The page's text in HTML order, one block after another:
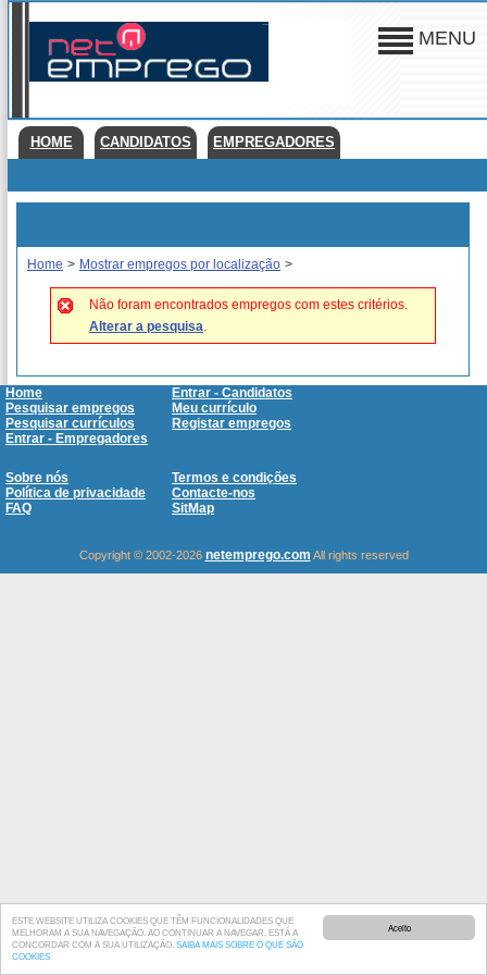
Aceito
ESTE WEBSITE UTILIZA COOKIES QUE TÊM FUNCIONALIDADES QUE
MELHORAM A SUA NAVEGAÇÃO. AO CONTINUAR A NAVEGAR, ESTÁ A
CONCORDAR COM A SUA UTILIZAÇÃO. SAIBA MAIS SOBRE O QUE SÃO
COOKIES
MENU
HOME CANDIDATOS EMPREGADORES
Home > Mostrar empregos por localização >
Não foram encontrados empregos com estes critérios.
Alterar a pesquisa.
Home
Entrar - Candidatos
Pesquisar empregos
Meu currículo
Pesquisar currículos
Registar empregos
Entrar - Empregadores
Sobre nós
Termos e condições
Política de privacidade
Contacte-nos
FAQ
SitMap
Copyright © 2002-2026 netemprego.com All rights reserved